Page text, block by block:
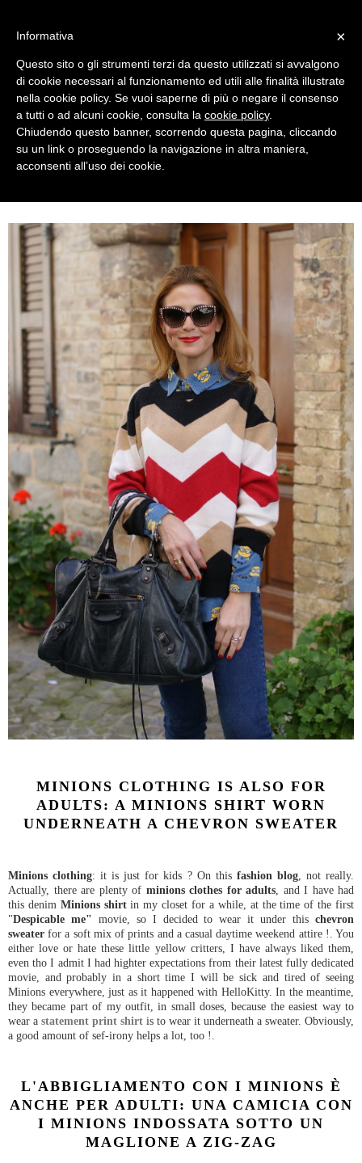
SATURDAY, NOVEMBER 28, 2015
MINIONS CLOTHING IS ALSO FOR
ADULTS: A MINIONS SHIRT WORN
UNDERNEATH A CHEVRON SWEATER
Minions clothing: it is just for kids ? On this fashion blog, not really.
Actually, there are plenty of minions clothes for adults, and I have had
this denim Minions shirtin my closet for a while, at the time of the first
"Despicable me" movie, so I decided to wear it under thischevron
sweater for a soft mix of prints and a casual daytime weekend attire !. You
either love or hate these little yellow critters, I have always liked them,
even tho I admit I had highter expectations from their latest fully dedicated
movie, and probably in a short time I will be sick and tired of seeing
Minions everywhere, just as it happened with HelloKitty. In the meantime,
they became part of my outfit, in small doses, because the easiest way to
wear a statement print shirt is to wear it underneath a sweater. Obviously,
a good amount of sef-irony helps a lot, too !.
L'ABBIGLIAMENTO CON I MINIONS È
ANCHE PER ADULTI: UNA CAMICIA CON
I MINIONS INDOSSATA SOTTO UN
MAGLIONE A ZIG-ZAG
×
Informativa
Questo sito o gli strumenti terzi da questo utilizzati si avvalgono
di cookie necessari al funzionamento ed utili alle finalità illustrate
nella cookie policy. Se vuoi saperne di più o negare il consenso
a tutti o ad alcuni cookie, consulta la cookie policy.
Chiudendo questo banner, scorrendo questa pagina, cliccando
su un link o proseguendo la navigazione in altra maniera,
acconsenti all’uso dei cookie.